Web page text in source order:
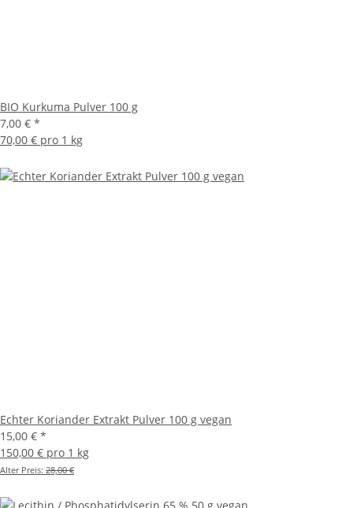
BIO Kurkuma Pulver 100 g
7,00 € *
70,00 € pro 1 kg
Echter Koriander Extrakt Pulver 100 g vegan
15,00 € *
150,00 € pro 1 kg
Alter Preis: 28,00 €